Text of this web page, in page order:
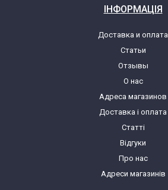
LG V-C7A51HTU
LG V-C7A52HTV
LG VKC7041NTV.TMRQBWT
ІНФОРМАЦІЯ
Доставка и оплата
Статьи
Отзывы
О нас
Адреса магазинов
Доставка і оплата
Статті
Відгуки
Про нас
Адреси магазинів